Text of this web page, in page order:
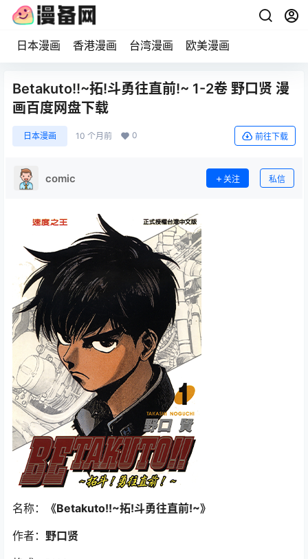
日本漫画 香港漫画 台湾漫画 欧美漫画
Betakuto!!~拓!斗勇往直前!~ 1-2卷 野口贤 漫
画百度网盘下载
日本漫画 10 个月前 0 前往下载
comic 关注 私信
名称： 《Betakuto!!~拓!斗勇往直前!~》
作者： 野口贤